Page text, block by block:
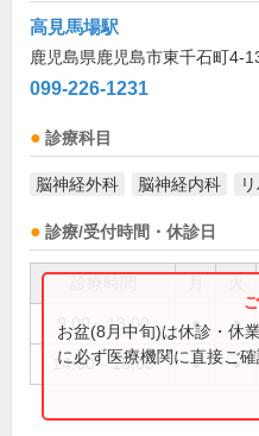
高見馬場駅
鹿児島県鹿児島市東千石町4-
099-226-1231
診療科目
脳神経外科 脳神経内科
診療/受付時間・休診日
9:00～13:00 ● ●
14:00～18:00 ● ●
お盆(8月中旬)は休診・休
に必ず医療機関に直接ご確